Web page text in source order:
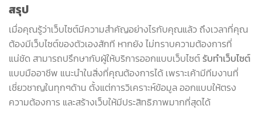
สรุป
เมื่อคุณรู้ว่าเว็บไซต์มีความสำคัญอย่างไรกับคุณแล้ว ถึงเวลาที่คุณ
ต้องมีเว็บไซต์ของตัวเองสักที หากยัง ไม่ทราบความต้องการที่
แน่ชัด สามารถปรึกษากับผู้ให้บริการออกแบบเว็บไซต์รับทำเว็บไซต์
แบบมืออาชีพ แนะนำในสิ่งที่คุณต้องการได้ เพราะเค้ามีทีมงานที่
เชี่ยวชาญในทุกๆด้าน ตั้งแต่การวิเคราะห์ข้อมูล ออกแบบให้ตรง
ความต้องการ และสร้างเว็บให้มีประสิทธิภาพมากที่สุดได้